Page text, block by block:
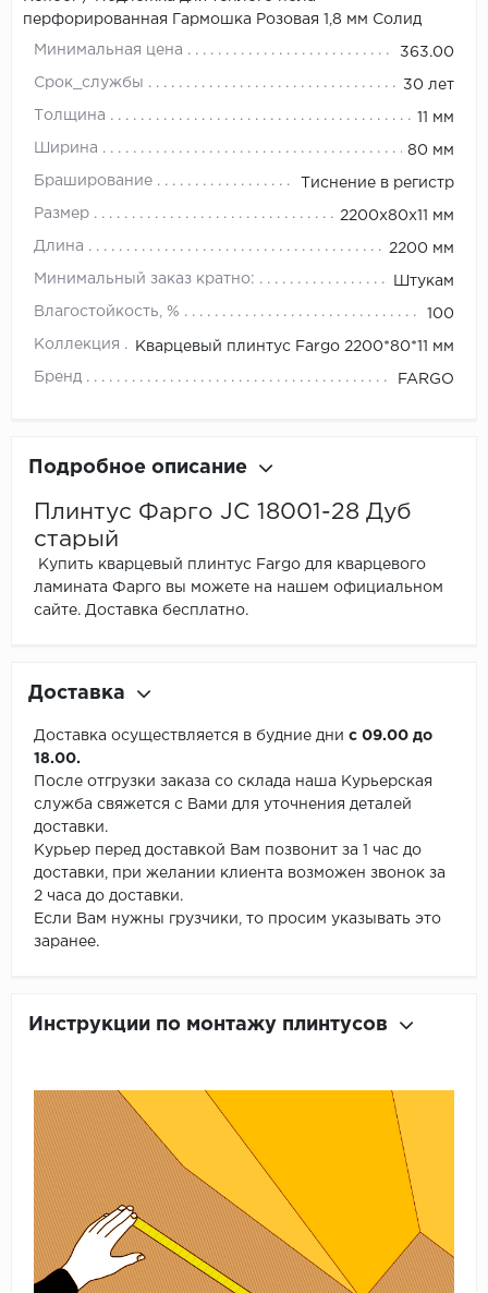
перфорированная Гармошка Розовая 1,8 мм Солид
Минимальная цена 363.00
Срок_службы 30 лет
Толщина 11 мм
Ширина 80 мм
Браширование Тиснение в регистр
Размер 2200х80х11 мм
Длина 2200 мм
Минимальный заказ кратно: Штукам
Влагостойкость, % 100
Коллекция Кварцевый плинтус Fargo 2200*80*11 мм
Бренд FARGO
Подробное описание
Плинтус Фарго JC 18001-28 Дуб
старый
Купить кварцевый плинтус Fargo для кварцевого
ламината Фарго вы можете на нашем официальном
сайте. Доставка бесплатно.
Доставка
Доставка осуществляется в будние дни с 09.00 до
18.00.
После отгрузки заказа со склада наша Курьерская
служба свяжется с Вами для уточнения деталей
доставки.
Курьер перед доставкой Вам позвонит за 1 час до
доставки, при желании клиента возможен звонок за
2 часа до доставки.
Если Вам нужны грузчики, то просим указывать это
заранее.
Инструкции по монтажу плинтусов